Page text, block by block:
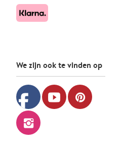
We zijn ook te vinden op
facebook youtube pinterest
instagram